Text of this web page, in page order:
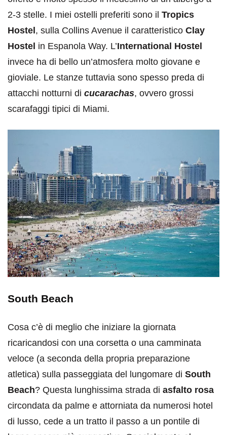
2-3 stelle. I miei ostelli preferiti sono il Tropics
Hostel, sulla Collins Avenue il caratteristico Clay
Hostel in Espanola Way. L’International Hostel
invece ha di bello un’atmosfera molto giovane e
gioviale. Le stanze tuttavia sono spesso preda di
attacchi notturni di cucarachas, ovvero grossi
scarafaggi tipici di Miami.
South Beach
Cosa c’è di meglio che iniziare la giornata
ricaricandosi con una corsetta o una camminata
veloce (a seconda della propria preparazione
atletica) sulla passeggiata del lungomare di South
Beach? Questa lunghissima strada di asfalto rosa
circondata da palme e attorniata da numerosi hotel
di lusso, cede a un tratto il passo a un pontile di